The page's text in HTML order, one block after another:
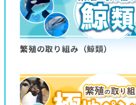
繁殖の取り組み（鯨類）